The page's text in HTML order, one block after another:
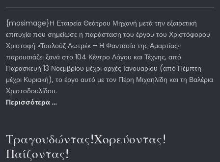
{mosimage}Η Εταιρεία Θεάτρου Μηχανή μετά την εξαιρετική
επιτυχία που σημείωσε η παράσταση του έργου του Χριστόφορου
Χριστοφή «Τουλούζ Λωτρέκ – Η Φαντασία της Αμαρτίας»
παρουσιάζει ξανά στο 104 Κέντρο Λόγου και Τέχνης, από
Παρασκευή 13 Νοεμβρίου μέχρι αρχές Ιανουαρίου (από Πέμπτη
μέχρι Κυριακή), το έργο αυτό με τον Πέρη Μιχαηλίδη και τη Βαλέρια
Χριστοδουλίδου.
Περισσότερα …
Τραγουδώντας!Χορεύοντας!
Παίζοντας!